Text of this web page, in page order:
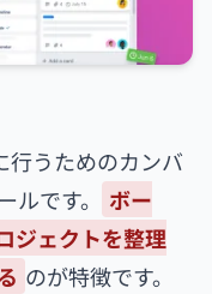
うためのカンバ
です。
ボー
ジェクトを整理
のが特徴です。